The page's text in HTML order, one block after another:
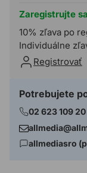
Zaregistrujte
10% zľava po
Individuálne
Registrovať
Potrebujete
02 623 109 20
allmediasro